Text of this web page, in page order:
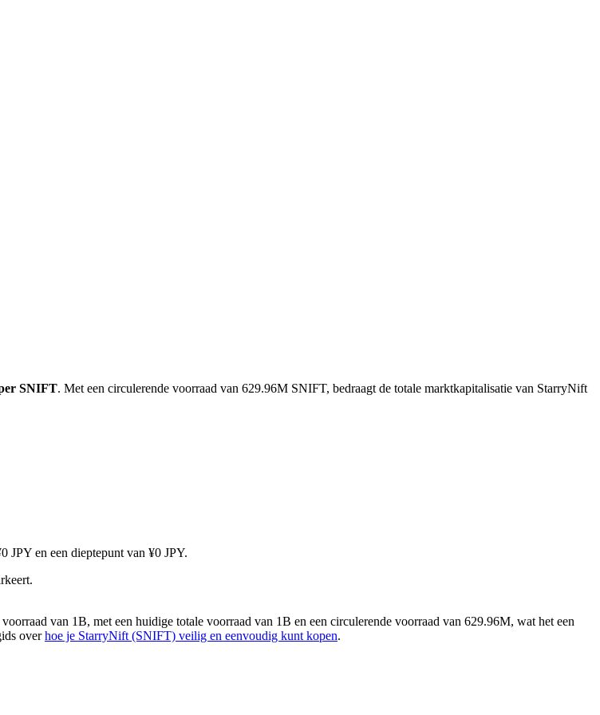
SNIFT. Met een circulerende voorraad van 629.96M SNIFT, bedraagt de totale marktkapitalisatie van StarryNift
JPY en een dieptepunt van ¥0 JPY.
van 1B, met een huidige totale voorraad van 1B en een circulerende voorraad van 629.96M, wat het een
overhoe je StarryNift (SNIFT) veilig en eenvoudig kunt kopen.